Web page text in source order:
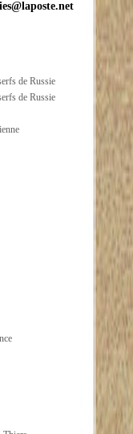
de Russie
de Russie